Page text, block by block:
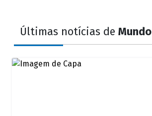
Últimas notícias de Mundo